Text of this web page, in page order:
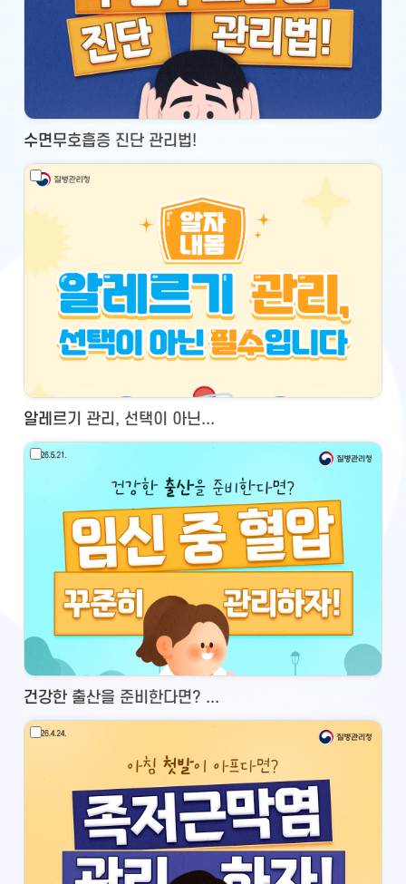
수면무호흡증 진단 관리법!
알레르기 관리, 선택이 아닌...
건강한 출산을 준비한다면? ...